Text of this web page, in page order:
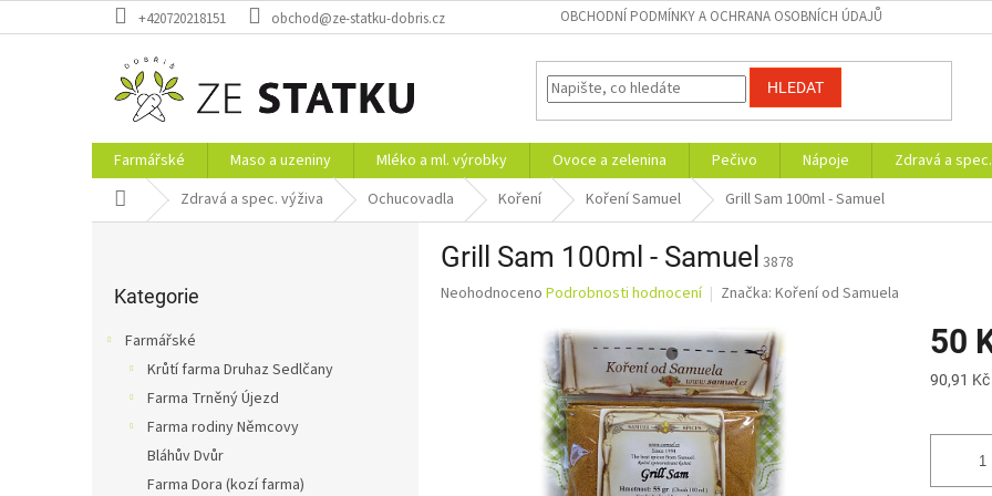
na
+420720218151 obchod@ze-statku-dobris.cz OBCHODNÍ PODMÍNKY A OCHRANA OSOBNÍCH ÚDAJŮ
HLEDAT
Farmářské Maso a uzeniny Mléko a ml. výrobky Ovoce a zelenina Pečivo Nápoje Zdravá a
Domů Zdravá a spec. výživa Ochucovadla Koření Koření Samuel Grill Sam 100ml - Samuel
kategorie
Kategorie
Farmářské
Krůtí farma Druhaz Sedlčany
Farma Trněný Újezd
Farma rodiny Němcovy
Bláhův Dvůr
Farma Dora (kozí farma)
Grill Sam 100ml - Samuel 3878
Průměrné
Neohodnoceno Podrobnosti hodnocení Značka: Koření od Samuela
50
Měrná
90,91